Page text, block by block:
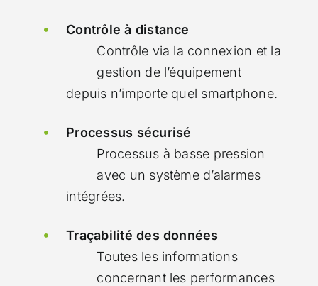
Contrôle à distance
Contrôle via la connexion et la
gestion de l’équipement
depuis n’importe quel smartphone.
Processus sécurisé
Processus à basse pression
avec un système d’alarmes
intégrées.
Traçabilité des données
Toutes les informations
concernant les performances